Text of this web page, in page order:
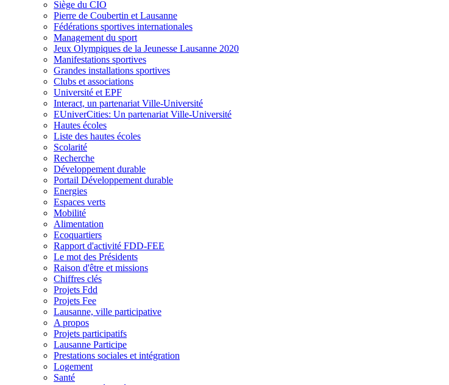
Siège du CIO
Pierre de Coubertin et Lausanne
Fédérations sportives internationales
Management du sport
Jeux Olympiques de la Jeunesse Lausanne 2020
Manifestations sportives
Grandes installations sportives
Clubs et associations
Université et EPF
Interact, un partenariat Ville-Université
EUniverCities: Un partenariat Ville-Université
Hautes écoles
Liste des hautes écoles
Scolarité
Recherche
Développement durable
Portail Développement durable
Energies
Espaces verts
Mobilité
Alimentation
Ecoquartiers
Rapport d'activité FDD-FEE
Le mot des Présidents
Raison d'être et missions
Chiffres clés
Projets Fdd
Projets Fee
Lausanne, ville participative
A propos
Projets participatifs
Lausanne Participe
Prestations sociales et intégration
Logement
Santé